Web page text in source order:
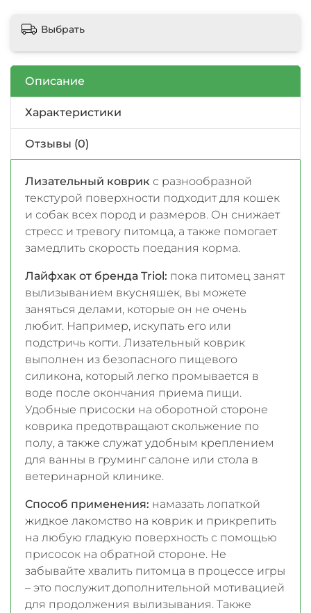
Выбрать
Описание
Характеристики
Отзывы (0)
Лизательный коврик с разнообразной
текстурой поверхности подходит для кошек
и собак всех пород и размеров. Он снижает
стресс и тревогу питомца, а также помогает
замедлить скорость поедания корма.
Лайфхак от бренда Triol: пока питомец занят
вылизыванием вкусняшек, вы можете
заняться делами, которые он не очень
любит. Например, искупать его или
подстричь когти. Лизательный коврик
выполнен из безопасного пищевого
силикона, который легко промывается в
воде после окончания приема пищи.
Удобные присоски на оборотной стороне
коврика предотвращают скольжение по
полу, а также служат удобным креплением
для ванны в груминг салоне или стола в
ветеринарной клинике.
Способ применения: намазать лопаткой
жидкое лакомство на коврик и прикрепить
на любую гладкую поверхность с помощью
присосок на обратной стороне. Не
забывайте хвалить питомца в процессе игры
– это послужит дополнительной мотивацией
для продолжения вылизывания. Также